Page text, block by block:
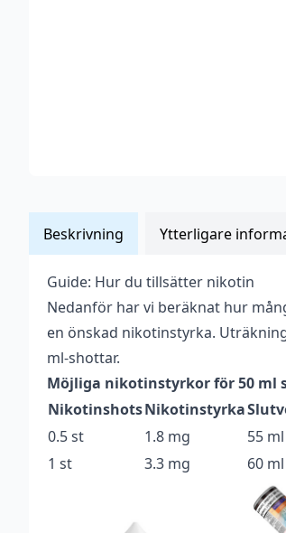
Beskrivning Ytterligare
Guide: Hur du tillsätter nikotin
Nedanför har vi beräknat hur
en önskad nikotinstyrka.
ml-shottar.
Möjliga nikotinstyrkor för 50 ml
NikotinshotsNikotinstyrka
0.5 st
1.8 mg
55 ml
1 st
3.3 mg 60 ml
Vikt
0,077 kg
Anpassad för
Upp till 3 mg
Antal ml
50 ml
Beskrivande
Söt,Syrlig,
Blandning
70VG / 30PG